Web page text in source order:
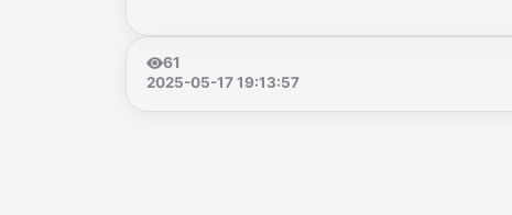
61
2025-05-17 19:13:57